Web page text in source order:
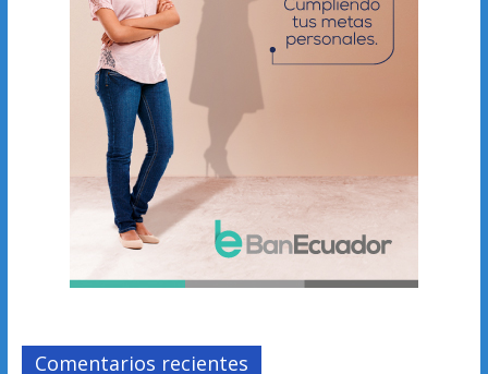
Comentarios recientes